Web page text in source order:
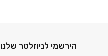
הירשמי לניוזלטר
דוא׳׳ל